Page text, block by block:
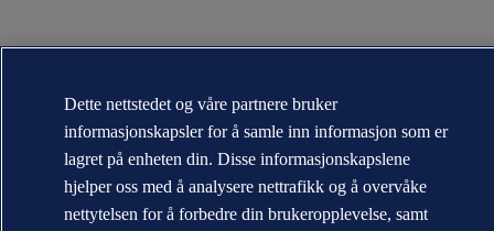
Dette nettstedet og våre partnere bruker
informasjonskapsler for å samle inn informasjon som er
lagret på enheten din. Disse informasjonskapslene
hjelper oss med å analysere nettrafikk og å overvåke
nettytelsen for å forbedre din brukeropplevelse, samt